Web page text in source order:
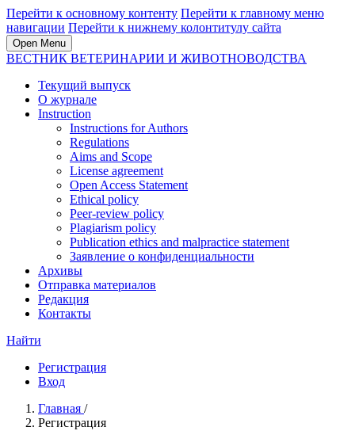
Перейти к основному контенту Перейти к главному меню
навигации Перейти к нижнему колонтитулу сайта
Open Menu
ВЕСТНИК ВЕТЕРИНАРИИ И ЖИВОТНОВОДСТВА
Текущий выпуск
О журнале
Instruction
Instructions for Authors
Regulations
Aims and Scope
License agreement
Open Access Statement
Ethical policy
Peer-review policy
Plagiarism policy
Publication ethics and malpractice statement
Заявление о конфиденциальности
Архивы
Отправка материалов
Редакция
Контакты
Найти
Регистрация
Вход
Главная /
Регистрация